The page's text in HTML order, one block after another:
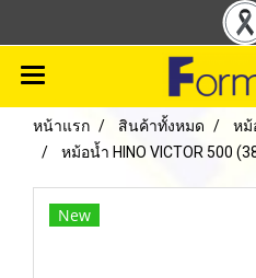
หน้าแรก สินค้าทั้งหมด
หม้
หม้อน้ำ HINO VICTOR 500
New